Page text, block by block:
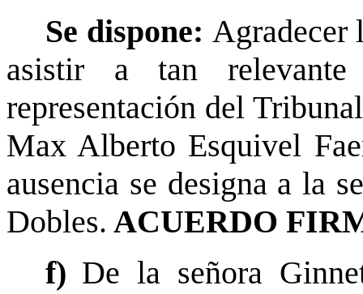
Se dispone: Agradecer
asistir a tan relevante
representación del
Max Alberto Esquivel
ausencia se designa a la
Dobles. ACUERDO
f) De la señora